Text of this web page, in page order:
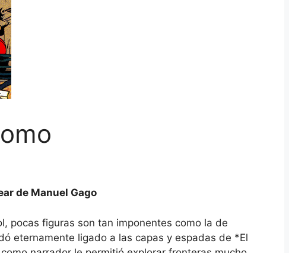
de Manuel Gago
pocas figuras son tan imponentes como la de
eternamente ligado a las capas y espadas de *El